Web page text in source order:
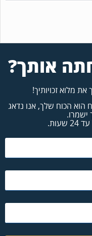
אותך?
מלוא זכויותיך!
הוא הכוח שלך, אנו נדאג
ישמרו.